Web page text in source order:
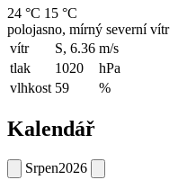
24 °C 15 °C
polojasno, mírný severní vítr
vítr
S, 6.36 m/s
tlak
1020
hPa
vlhkost 59 %
Kalendář
Srpen2026